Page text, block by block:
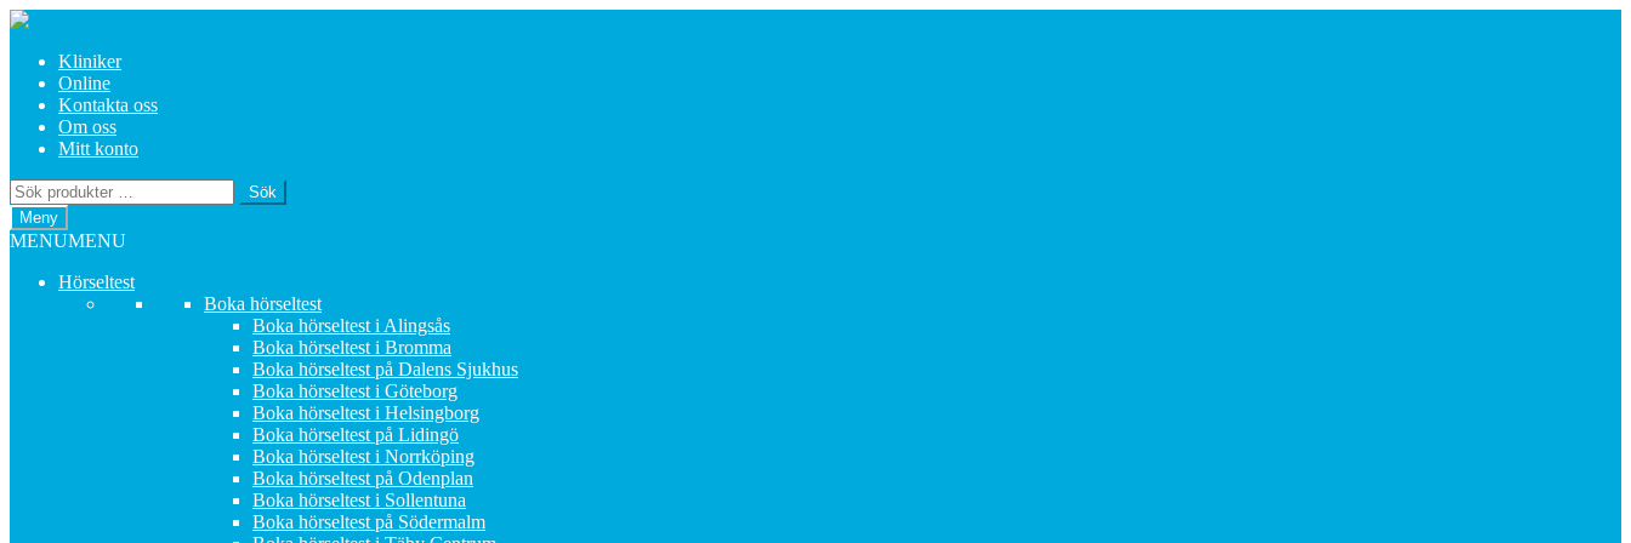
Hoppa
navigering
Hoppa
innehållKliniker
Online
Kontakta oss
Om oss
Mitt konto
Sök
efter:
Sök
Meny
MENUMENU
Hörseltest
Boka hörseltest
Boka hörseltest i Alingsås
Boka hörseltest i Bromma
Boka hörseltest på Dalens Sjukhus
Boka hörseltest i Göteborg
Boka hörseltest i Helsingborg
Boka hörseltest på Lidingö
Boka hörseltest i Norrköping
Boka hörseltest på Odenplan
Boka hörseltest i Sollentuna
Boka hörseltest på Södermalm